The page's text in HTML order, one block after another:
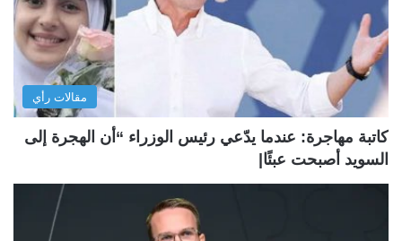
مقالات رأي
كاتبة مهاجرة: عندما يدّعي رئيس الوزراء “أن الهجرة إلى
السويد أصبحت عبئًا|